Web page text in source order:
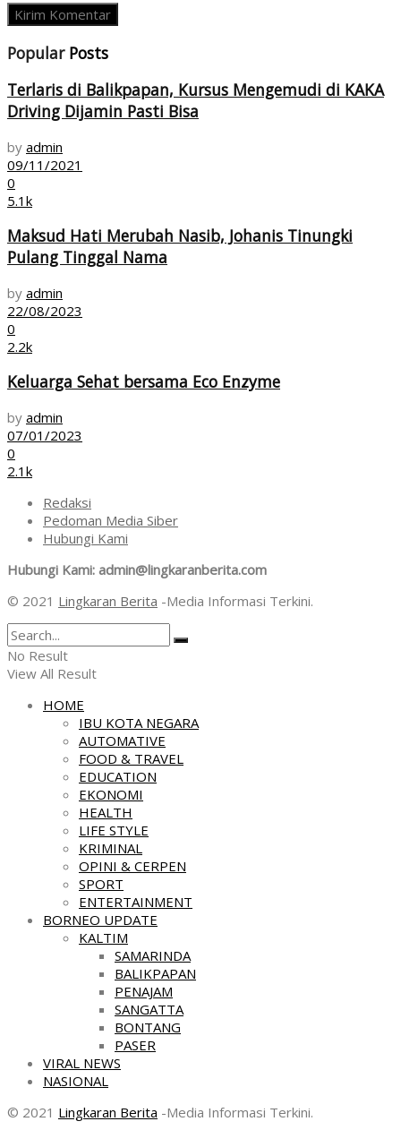
Popular Posts
Terlaris di Balikpapan, Kursus Mengemudi di KAKA
Driving Dijamin Pasti Bisa
by admin
09/11/2021
0
5.1k
Maksud Hati Merubah Nasib, Johanis Tinungki
Pulang Tinggal Nama
by admin
22/08/2023
0
2.2k
Keluarga Sehat bersama Eco Enzyme
by admin
07/01/2023
0
2.1k
Redaksi
Pedoman Media Siber
Hubungi Kami
Hubungi Kami: admin@lingkaranberita.com
© 2021 Lingkaran Berita -Media Informasi Terkini.
No Result
View All Result
HOME
IBU KOTA NEGARA
AUTOMATIVE
FOOD & TRAVEL
EDUCATION
EKONOMI
HEALTH
LIFE STYLE
KRIMINAL
OPINI & CERPEN
SPORT
ENTERTAINMENT
BORNEO UPDATE
KALTIM
SAMARINDA
BALIKPAPAN
PENAJAM
SANGATTA
BONTANG
PASER
VIRAL NEWS
NASIONAL
© 2021 Lingkaran Berita -Media Informasi Terkini.